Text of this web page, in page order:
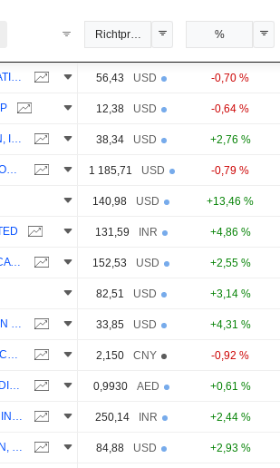
Richtpreis %
NEW ORIENTAL EDUCATION & TECHNOLOGY GROUP INC. 56,43 USD -0,70 %
12,38 USD -0,64 %
LAUREATE EDUCATION, INC. 38,34 USD +2,76 %
GRAHAM HOLDINGS COMPANY 1 185,71 USD -0,79 %
140,98 USD +13,46 %
131,59 INR +4,86 %
GRAND CANYON EDUCATION, INC. 152,53 USD +2,55 %
82,51 USD +3,14 %
PERDOCEO EDUCATION CORPORATION 33,85 USD +4,31 %
OFFCN EDUCATION TECHNOLOGY CO., LTD. 2,150 CNY -0,92 %
ALEF EDUCATION HOLDING PLC 0,9930 AED +0,61 %
CENTRAL MINE PLANNING & DESIGN INSTITUTE LIMITED 250,14 INR +2,44 %
STRATEGIC EDUCATION, INC. 84,88 USD +2,93 %